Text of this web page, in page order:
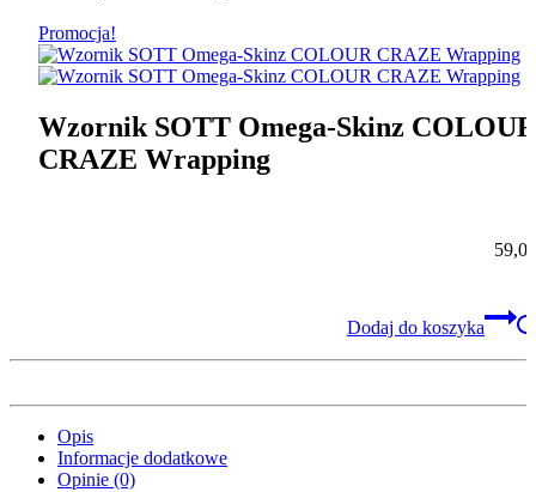
Promocja!
Wzornik SOTT Omega-Skinz COLOUR
CRAZE Wrapping
Dodaj do koszyka
Opis
Informacje dodatkowe
Opinie (0)